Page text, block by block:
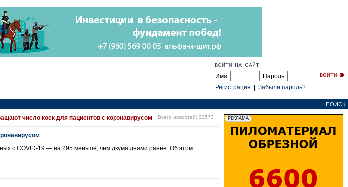
Имя:
Пароль:
Регистрация
Забыли пароль?
ПОИСК
число коек для пациентов с коронавирусом Всего новостей: 32573
с COVID-19 — на 295 меньше, чем двумя днями ранее. Об этом